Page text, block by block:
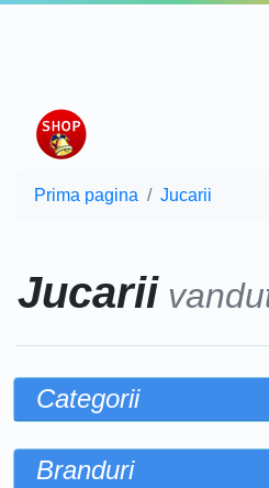
Prima pagina Jucarii
Jucarii
Categorii
Branduri